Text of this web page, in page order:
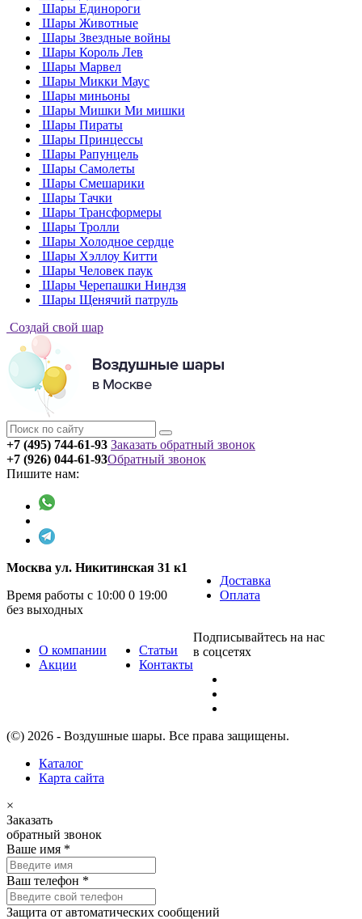
Шары Единороги
Шары Животные
Шары Звездные войны
Шары Король Лев
Шары Марвел
Шары Микки Маус
Шары миньоны
Шары Мишки Ми мишки
Шары Пираты
Шары Принцессы
Шары Рапунцель
Шары Самолеты
Шары Смешарики
Шары Тачки
Шары Трансформеры
Шары Тролли
Шары Холодное сердце
Шары Хэллоу Китти
Шары Человек паук
Шары Черепашки Ниндзя
Шары Щенячий патруль
Создай свой шар
+7 (495) 744-61-93 Заказать обратный звонок
+7 (926) 044-61-93
Пишите нам:
Обратный звонок
Москва ул. Никитинская 31 к1
Время работы с 10:00 0 19:00
без выходных
Доставка
Оплата
О компании
Акции
Статьи
Контакты
Подписывайтесь на нас
в соцсетях
(©) 2026 - Воздушные шары. Все права защищены.
Каталог
Карта сайта
×
Заказать
обратный звонок
Ваше имя *
Ваш телефон *
Защита от автоматических сообщений